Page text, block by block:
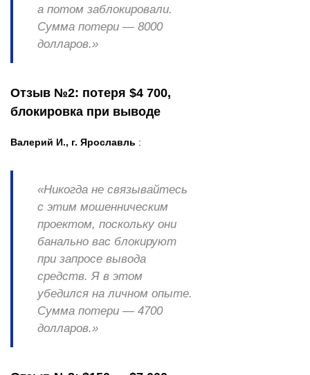
а потом заблокировали.
Сумма потери — 8000
долларов.»
Отзыв №2: потеря $4 700,
блокировка при выводе
Валерий И., г. Ярославль :
«Никогда не связывайтесь
с этим мошенническим
проектом, поскольку они
банально вас блокируют
при запросе вывода
средств. Я в этом
убедился на личном опыте.
Сумма потери — 4700
долларов.»